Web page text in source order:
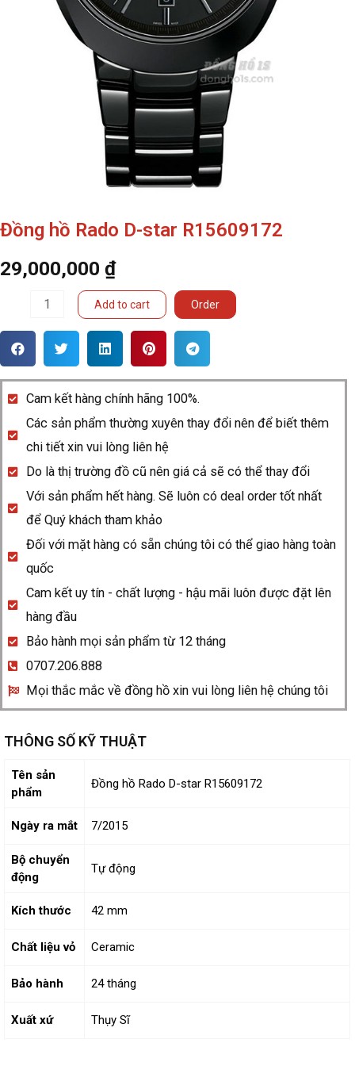
Đồng hồ Rado D-star R15609172
29,000,000 ₫
Rado
star
R15609172
quantity
Add to cart Order
Cam kết hàng chính hãng 100%.
Các sản phẩm thường xuyên thay đổi nên để biết thêm
chi tiết xin vui lòng liên hệ
Do là thị trường đồ cũ nên giá cả sẽ có thể thay đổi
Với sản phẩm hết hàng. Sẽ luôn có deal order tốt nhất
để Quý khách tham khảo
Đối với mặt hàng có sẵn chúng tôi có thể giao hàng toàn
quốc
Cam kết uy tín - chất lượng - hậu mãi luôn được đặt lên
hàng đầu
Bảo hành mọi sản phẩm từ 12 tháng
0707.206.888
Mọi thắc mắc về đồng hồ xin vui lòng liên hệ chúng tôi
THÔNG SỐ KỸ THUẬT
Tên sản
phẩm
Đồng hồ Rado D-star R15609172
Ngày ra mắt 7/2015
Bộ chuyển
động
Tự động
Kích thước 42 mm
Chất liệu vỏ Ceramic
Bảo hành 24 tháng
Xuất xứ Thụy Sĩ